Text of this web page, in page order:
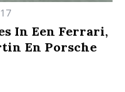
In Een Ferrari,
En Porsche